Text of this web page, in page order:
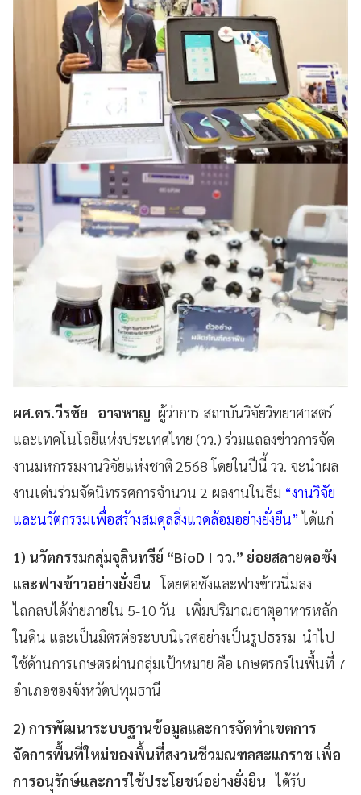
ผศ.ดร.วีรชัย อาจหาญ ผู้ว่าการ สถาบันวิจัยวิทยาศาสตร์
และเทคโนโลยีแห่งประเทศไทย (วว.) ร่วมแถลงข่าวการจัด
งานมหกรรมงานวิจัยแห่งชาติ 2568 โดยในปีนี้ วว. จะนำผล
งานเด่นร่วมจัดนิทรรศการจำนวน 2 ผลงานในธีม “งานวิจัย
และนวัตกรรมเพื่อสร้างสมดุลสิ่งแวดล้อมอย่างยั่งยืน”ได้แก่
1) นวัตกรรมกลุ่มจุลินทรีย์ “BioD I วว.” ย่อยสลายตอซัง
และฟางข้าวอย่างยั่งยืน โดยตอซังและฟางข้าวนิ่มลง
ไถกลบได้ง่ายภายใน 5-10 วัน เพิ่มปริมาณธาตุอาหารหลัก
ในดิน และเป็นมิตรต่อระบบนิเวศอย่างเป็นรูปธรรม นำไป
ใช้ด้านการเกษตรผ่านกลุ่มเป้าหมาย คือ เกษตรกรในพื้นที่ 7
อำเภอของจังหวัดปทุมธานี
2) การพัฒนาระบบฐานข้อมูลและการจัดทำเขตการ
จัดการพื้นที่ใหม่ของพื้นที่สงวนชีวมณฑลสะแกราช เพื่อ
การอนุรักษ์และการใช้ประโยชน์อย่างยั่งยืน ได้รับ